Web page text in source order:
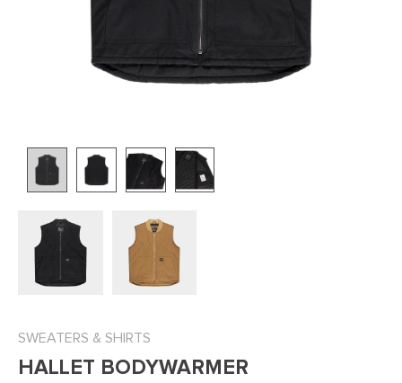
SWEATERS & SHIRTS
HALLET BODYWARMER